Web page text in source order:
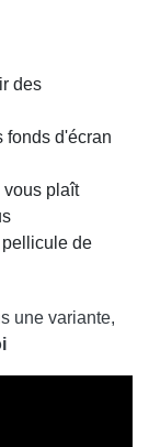
des
fonds d'écran
vous plaît
de
une variante,